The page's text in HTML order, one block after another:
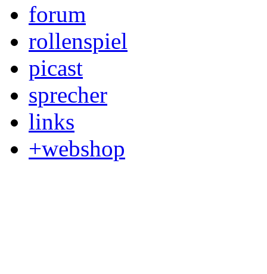
forum
rollenspiel
picast
sprecher
links
+webshop